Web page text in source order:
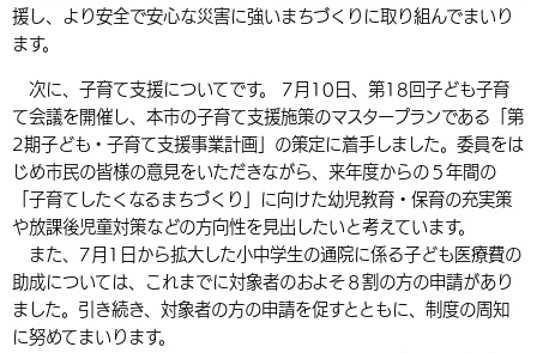
援し、より安全で安心な災害に強いまちづくりに取り組んでまいり
ます。
次に、子育て支援についてです。 7月10日、第18回子ども子育
て会議を開催し、本市の子育て支援施策のマスタープランである「第
2期子ども・子育て支援事業計画」の策定に着手しました。委員をは
じめ市民の皆様の意見をいただきながら、来年度からの５年間の
「子育てしたくなるまちづくり」に向けた幼児教育・保育の充実策
や放課後児童対策などの方向性を見出したいと考えています。
また、7月1日から拡大した小中学生の通院に係る子ども医療費の
助成については、これまでに対象者のおよそ８割の方の申請があり
ました。引き続き、対象者の方の申請を促すとともに、制度の周知
に努めてまいります。